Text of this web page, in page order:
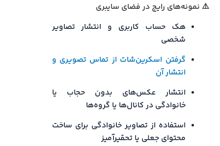
⚠️ نمونه‌های رایج در فضای سایبری
هک حساب کاربری و انتشار تصاویر
شخصی
گرفتن اسکرین‌شات از تماس تصویری و
انتشار آن
انتشار عکس‌های بدون حجاب یا
خانوادگی در کانال‌ها یا گروه‌ها
استفاده از تصاویر خانوادگی برای ساخت
محتوای جعلی یا تحقیرآمیز